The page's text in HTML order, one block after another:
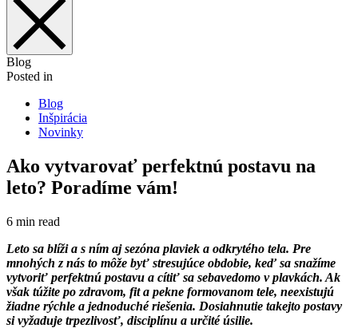
Blog
Posted in
Blog
Inšpirácia
Novinky
Ako vytvarovať perfektnú postavu na
leto? Poradíme vám!
6 min read
Leto sa blíži a s ním aj sezóna plaviek a odkrytého tela. Pre
mnohých z nás to môže byť stresujúce obdobie, keď sa snažíme
vytvoriť perfektnú postavu a cítiť sa sebavedomo v plavkách. Ak
však túžite po zdravom, fit a pekne formovanom tele, neexistujú
žiadne rýchle a jednoduché riešenia. Dosiahnutie takejto postavy
si vyžaduje trpezlivosť, disciplínu a určité úsilie.